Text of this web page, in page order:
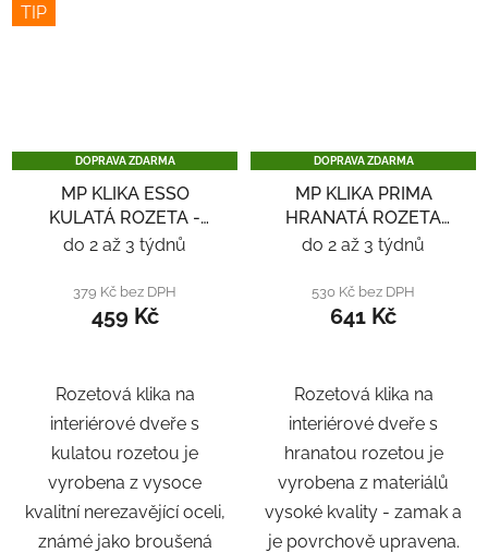
TIP
DOPRAVA ZDARMA
MP KLIKA ESSO
KULATÁ ROZETA -
NEREZ
do 2 až 3 týdnů
379 Kč bez DPH
459 Kč
Rozetová klika na
interiérové ​​dveře s
kulatou rozetou je
vyrobena z vysoce
kvalitní nerezavějící oceli,
známé jako broušená
DOPRAVA ZDARMA
MP KLIKA PRIMA
HRANATÁ ROZETA
SQ6 - ČERNÁ
do 2 až 3 týdnů
530 Kč bez DPH
641 Kč
Rozetová klika na
interiérové ​​dveře s
hranatou rozetou je
vyrobena z materiálů
vysoké kvality - zamak a
je povrchově upravena.